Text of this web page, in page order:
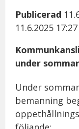
Publicerad
11.6.2025 17:27
under
Under
bemanning